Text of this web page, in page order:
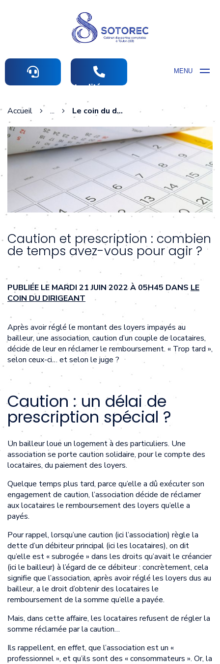
MENU
Actualités comptables
Accueil ... Le coin du dirigeant
Caution et prescription : combien
de temps avez-vous pour agir ?
PUBLIÉE LE MARDI 21 JUIN 2022 À 05H45 DANS LE
COIN DU DIRIGEANT
Après avoir réglé le montant des loyers impayés au
bailleur, une association, caution d’un couple de locataires,
décide de leur en réclamer le remboursement. « Trop tard »,
selon ceux-ci… et selon le juge ?
Caution : un délai de
prescription spécial ?
Un bailleur loue un logement à des particuliers. Une
association se porte caution solidaire, pour le compte des
locataires, du paiement des loyers.
Quelque temps plus tard, parce qu’elle a dû exécuter son
engagement de caution, l’association décide de réclamer
aux locataires le remboursement des loyers qu’elle a
payés.
Pour rappel, lorsqu’une caution (ici l’association) règle la
dette d’un débiteur principal (ici les locataires), on dit
qu’elle est « subrogée » dans les droits qu’avait le créancier
(ici le bailleur) à l’égard de ce débiteur : concrètement, cela
signifie que l’association, après avoir réglé les loyers dus au
bailleur, a le droit d’obtenir des locataires le
remboursement de la somme qu’elle a payée.
Mais, dans cette affaire, les locataires refusent de régler la
somme réclamée par la caution…
Ils rappellent, en effet, que l’association est un «
professionnel », et qu’ils sont des « consommateurs ». Or, la